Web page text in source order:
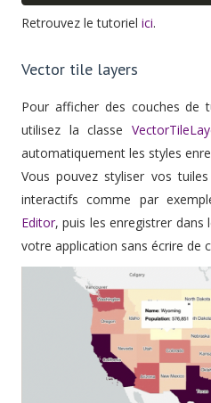
Retrouvez le tutoriel ici.
Vector tile layers
Pour afficher des couches de
utilisez la classe
automatiquement les styles
Vous pouvez styliser vos
interactifs comme par
Editor, puis les enregistrer dans
votre application sans écrire de